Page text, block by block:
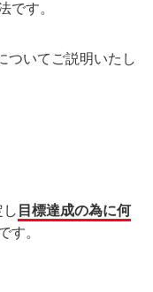
です。
ついてご説明いたし
目標達成の為に何
す。